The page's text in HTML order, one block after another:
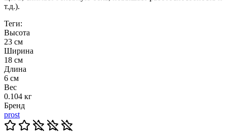
т.д.).
Теги:
Высота
23 см
Ширина
18 см
Длина
6 см
Вес
0.104 кг
Бренд
prost